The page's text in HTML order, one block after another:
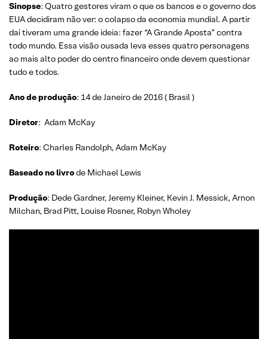
Sinopse: Quatro gestores viram o que os bancos e o governo dos
EUA decidiram não ver: o colapso da economia mundial. A partir
daí tiveram uma grande ideia: fazer “A Grande Aposta” contra
todo mundo. Essa visão ousada leva esses quatro personagens
ao mais alto poder do centro financeiro onde devem questionar
tudo e todos.
Ano de produção: 14 de Janeiro de 2016 ( Brasil )
Diretor: Adam McKay
Roteiro: Charles Randolph, Adam McKay
Baseado no livrode Michael Lewis
Produção: Dede Gardner, Jeremy Kleiner, Kevin J. Messick, Arnon
Milchan, Brad Pitt, Louise Rosner, Robyn Wholey